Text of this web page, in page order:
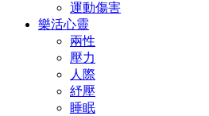
運動傷害
樂活心靈
兩性
壓力
人際
紓壓
睡眠